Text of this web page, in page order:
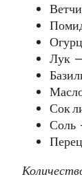
Лук
Сок
Соль